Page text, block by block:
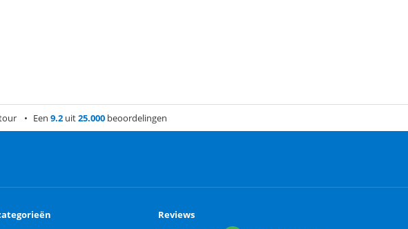
Een 9.2 uit25.000 beoordelingen
Reviews